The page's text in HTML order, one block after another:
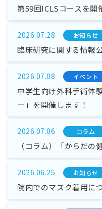
第59回ICLSコースを開
2026.07.28 お知らせ
臨床研究に関する情報
2026.07.08 イベント
中学生向け外科手術体
ー」を開催します！
2026.07.06 コラム
（コラム）「からだの
2026.06.25 お知らせ
院内でのマスク着用に